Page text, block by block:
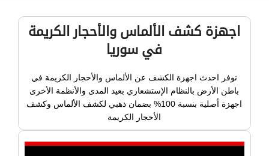
اجهزة كشف الألماس والأحجار الكريمة
في سوريا
نوفر احدث اجهزة الكشف عن الألماس والأحجار الكريمة في
باطن الأرض بالنظام الإستشعاري بعيد المدى والأنظمة الأخرى
اجهزة أصلية بنسبة 100% بضمان ذهبي لكشف الألماس وكشف
الأحجار الكريمة